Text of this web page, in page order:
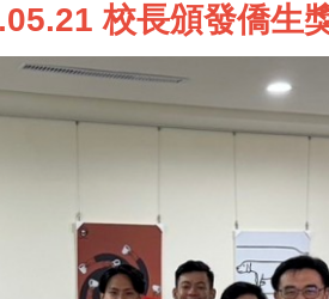
校長頒發僑生